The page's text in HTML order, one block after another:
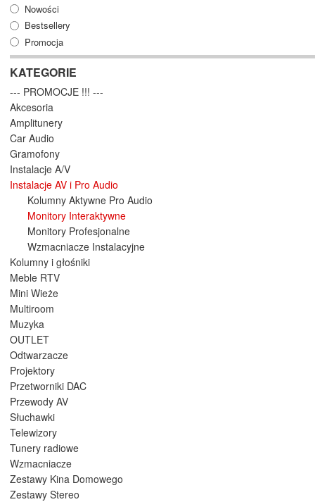
Nowości
Bestsellery
Promocja
KATEGORIE
--- PROMOCJE !!! ---
Akcesoria
Amplitunery
Car Audio
Gramofony
Instalacje A/V
Instalacje AV i Pro Audio
Kolumny Aktywne Pro Audio
Monitory Interaktywne
Monitory Profesjonalne
Wzmacniacze Instalacyjne
Kolumny i głośniki
Meble RTV
Mini Wieże
Multiroom
Muzyka
OUTLET
Odtwarzacze
Projektory
Przetworniki DAC
Przewody AV
Słuchawki
Telewizory
Tunery radiowe
Wzmacniacze
Zestawy Kina Domowego
Zestawy Stereo